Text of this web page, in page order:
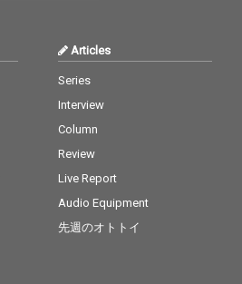
Articles
Series
Interview
Column
Review
Live Report
Audio Equipment
先週のオトトイ